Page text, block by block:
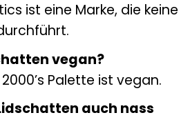
ist eine Marke, die keine
vegan?
Palette ist vegan.
auch nass